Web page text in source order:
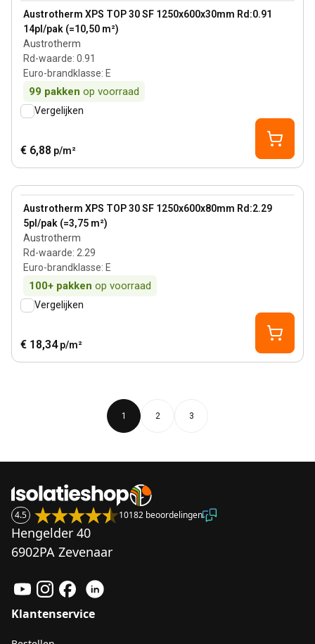
Austrotherm XPS TOP 30 SF 1250x600x30mm Rd:0.91
14pl/pak (=10,50 m²)
Austrotherm
Rd-waarde: 0.91
Euro-brandklasse: E
99 pakken op voorraad
View product
Vergelijken
€ 6,88 p/m²
Austrotherm XPS TOP 30 SF 1250x600x80mm Rd:2.29
5pl/pak (=3,75 m²)
Austrotherm
Rd-waarde: 2.29
Euro-brandklasse: E
100+ pakken op voorraad
View product
Vergelijken
€ 18,34 p/m²
1 2 3
4.5 10182 beoordelingen
Hengelder 40
6902PA Zevenaar
Klantenservice